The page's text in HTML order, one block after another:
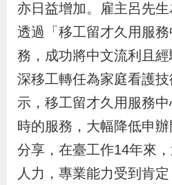
亦日益增加。雇主呂先生
透過「移工留才久用服
務，成功將中文流利且
深移工轉任為家庭看護
示，移工留才久用服務
時的服務，大幅降低申
分享，在臺工作14年來
人力，專業能力受到肯